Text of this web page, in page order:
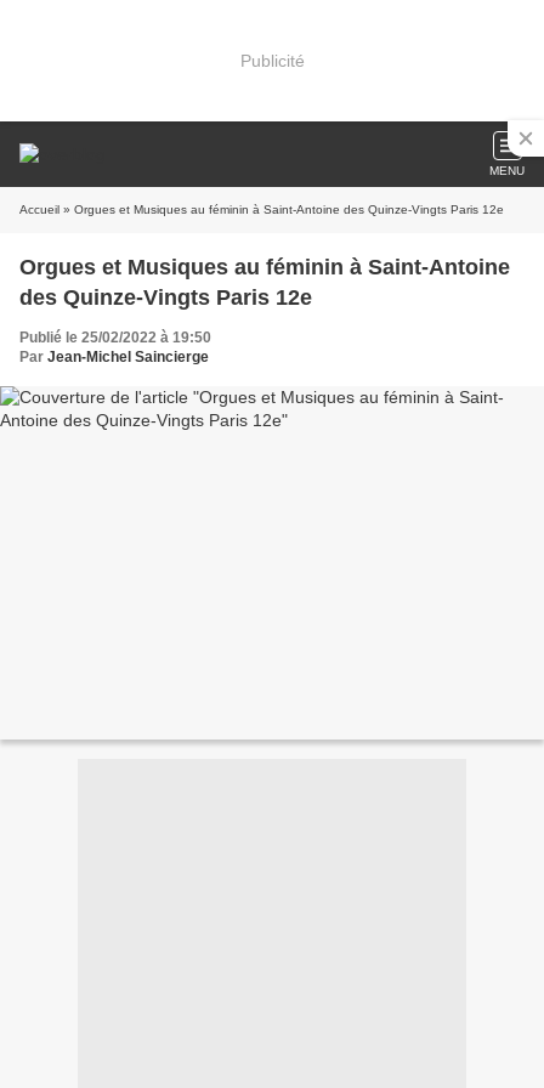
Publicité
MENU
Accueil » Orgues et Musiques au féminin à Saint-Antoine des Quinze-Vingts Paris 12e
Orgues et Musiques au féminin à Saint-Antoine
des Quinze-Vingts Paris 12e
Publié le 25/02/2022 à 19:50
Par Jean-Michel Saincierge